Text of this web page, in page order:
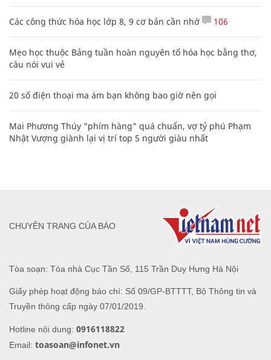
Các công thức hóa học lớp 8, 9 cơ bản cần nhớ 106
Mẹo học thuộc Bảng tuần hoàn nguyên tố hóa học bằng thơ,
câu nói vui vẻ
20 số điện thoại ma ám bạn không bao giờ nên gọi
Mai Phương Thúy "phím hàng" quá chuẩn, vợ tỷ phú Phạm
Nhật Vượng giành lại vị trí top 5 người giàu nhất
Tòa soạn: Tòa nhà Cục Tần Số, 115 Trần Duy Hưng Hà Nội
Giấy phép hoạt động báo chí: Số 09/GP-BTTTT, Bộ Thông tin và
Truyền thông cấp ngày 07/01/2019.
Hotline nội dung: 0916118822
Email: toasoan@infonet.vn
CHUYÊN TRANG CỦA BÁO